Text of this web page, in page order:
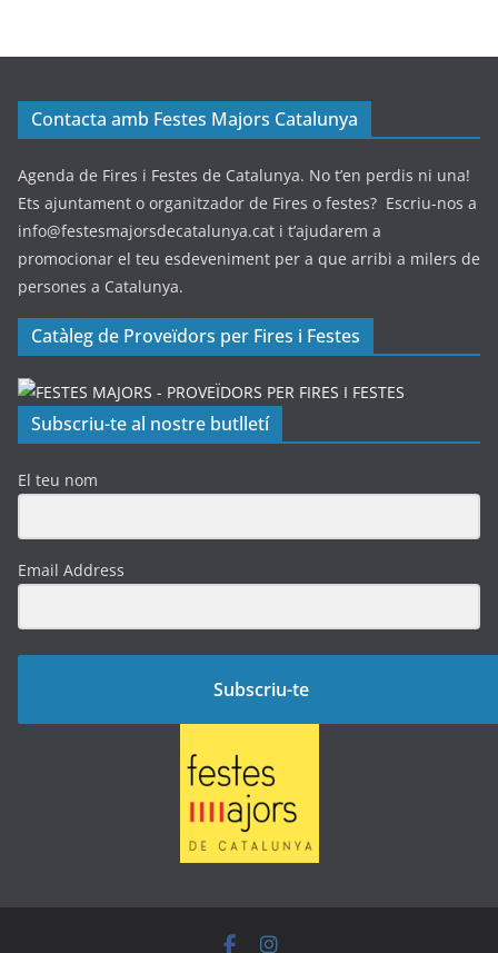
Contacta amb Festes Majors Catalunya
Agenda de Fires i Festes de Catalunya. No t’en perdis ni una!
Ets ajuntament o organitzador de Fires o festes? Escriu-nos a
info@festesmajorsdecatalunya.cat i t’ajudarem a
promocionar el teu esdeveniment per a que arribi a milers de
persones a Catalunya.
Catàleg de Proveïdors per Fires i Festes
Subscriu-te al nostre butlletí
El teu nom
Email Address
Subscriu-te